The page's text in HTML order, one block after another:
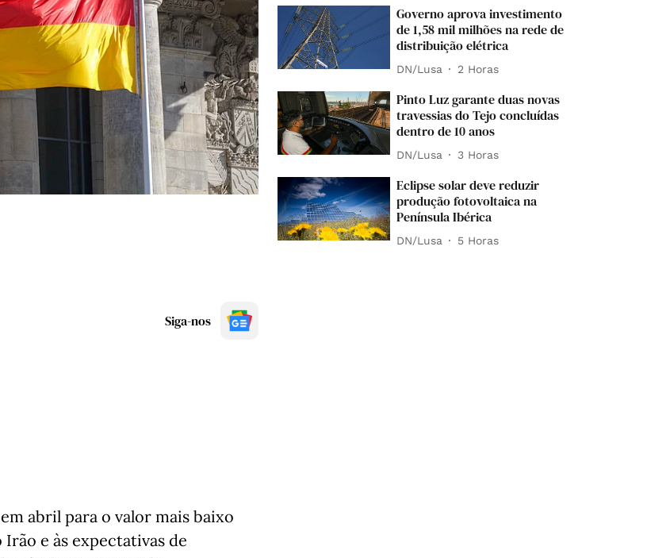
Siga-nos
abril para o valor mais baixo
e às expectativas de
Governo aprova investimento
de 1,58 mil milhões na rede de
distribuição elétrica
DN/Lusa 2 Horas
Pinto Luz garante duas novas
travessias do Tejo concluídas
dentro de 10 anos
DN/Lusa 3 Horas
Eclipse solar deve reduzir
produção fotovoltaica na
Península Ibérica
DN/Lusa 5 Horas